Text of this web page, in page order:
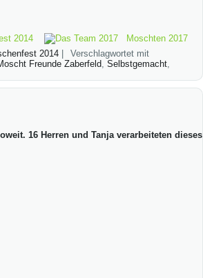
2014
Moschten 2017
2014
Verschlagwortet mit
Freunde Zaberfeld, Selbstgemacht,
16 Herren und Tanja verarbeiteten dieses